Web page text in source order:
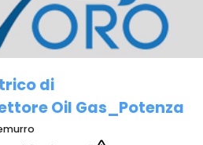
di
Oil Gas_Potenza